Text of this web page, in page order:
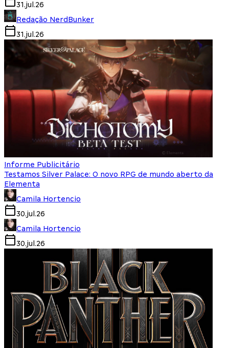
31.jul.26
Redação NerdBunker
31.jul.26
Informe Publicitário
Testamos Silver Palace: O novo RPG de mundo aberto da
Elementa
Camila Hortencio
30.jul.26
Camila Hortencio
30.jul.26